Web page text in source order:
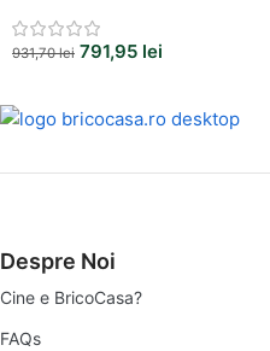
931,70lei 791,95 lei
Despre Noi
Cine e BricoCasa?
FAQs